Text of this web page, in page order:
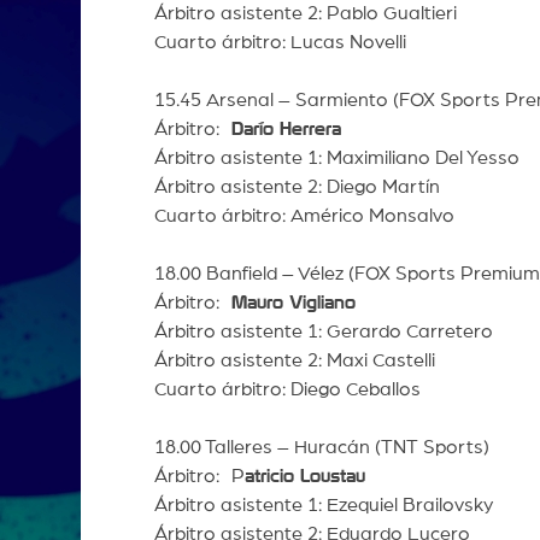
Árbitro asistente 2: Pablo Gualtieri
Cuarto árbitro: Lucas Novelli
15.45 Arsenal – Sarmiento (FOX Sports
Árbitro:
Darío Herrera
Árbitro asistente 1: Maximiliano Del Yesso
Árbitro asistente 2: Diego Martín
Cuarto árbitro: Américo Monsalvo
18.00 Banfield – Vélez (FOX Sports
Árbitro: Mauro Vigliano
Árbitro asistente 1: Gerardo Carretero
Árbitro asistente 2: Maxi Castelli
Cuarto árbitro: Diego Ceballos
18.00 Talleres – Huracán (TNT Sports)
Árbitro: Patricio Loustau
Árbitro asistente 1: Ezequiel Brailovsky
Árbitro asistente 2: Eduardo Lucero